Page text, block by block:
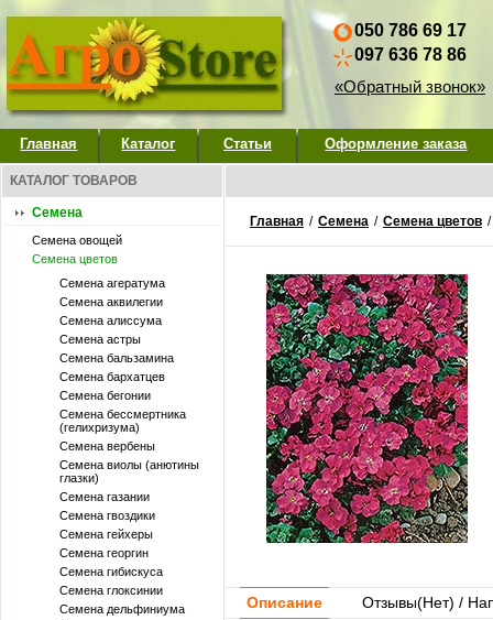
050 786 69 17
097 636 78 86
«Обратный звонок»
Главная Каталог Статьи Оформление заказа
КАТАЛОГ ТОВАРОВ
Семена
Семена овощей
Семена цветов
Семена агератума
Семена аквилегии
Семена алиссума
Семена астры
Семена бальзамина
Семена бархатцев
Семена бегонии
Семена бессмертника
(гелихризума)
Семена вербены
Семена виолы (анютины
глазки)
Семена газании
Семена гвоздики
Семена гейхеры
Семена георгин
Семена гибискуса
Семена глоксинии
Семена дельфиниума
Главная / Семена / Семена цветов /
Описание Отзывы(Нет) /